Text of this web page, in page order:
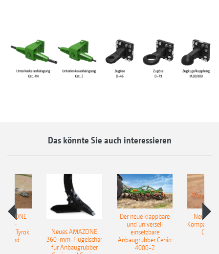
Das könnte Sie auch interessieren
Tyrok
Neues AMAZONE
360-mm-Flügelschar
für Anbaugrubber
Der neue klappbare
und universell
einsetzbare
Anbaugrubber Cenio
4000-2
Neue